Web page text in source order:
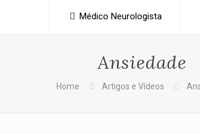
Médico Neurologista
Ansiedade
Home Artigos e Vídeos